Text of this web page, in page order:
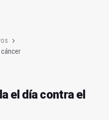
el día contra el